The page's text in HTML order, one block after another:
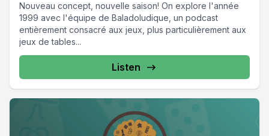
Nouveau concept, nouvelle saison! On explore l'année
1999 avec l'équipe de Baladoludique, un podcast
entièrement consacré aux jeux, plus particulièrement aux
jeux de tables...
Listen